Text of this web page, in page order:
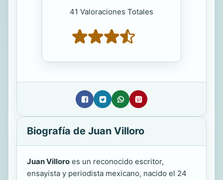
41 Valoraciones Totales
Biografía de Juan Villoro
Juan Villoro es un reconocido escritor,
ensayista y periodista mexicano, nacido el 24